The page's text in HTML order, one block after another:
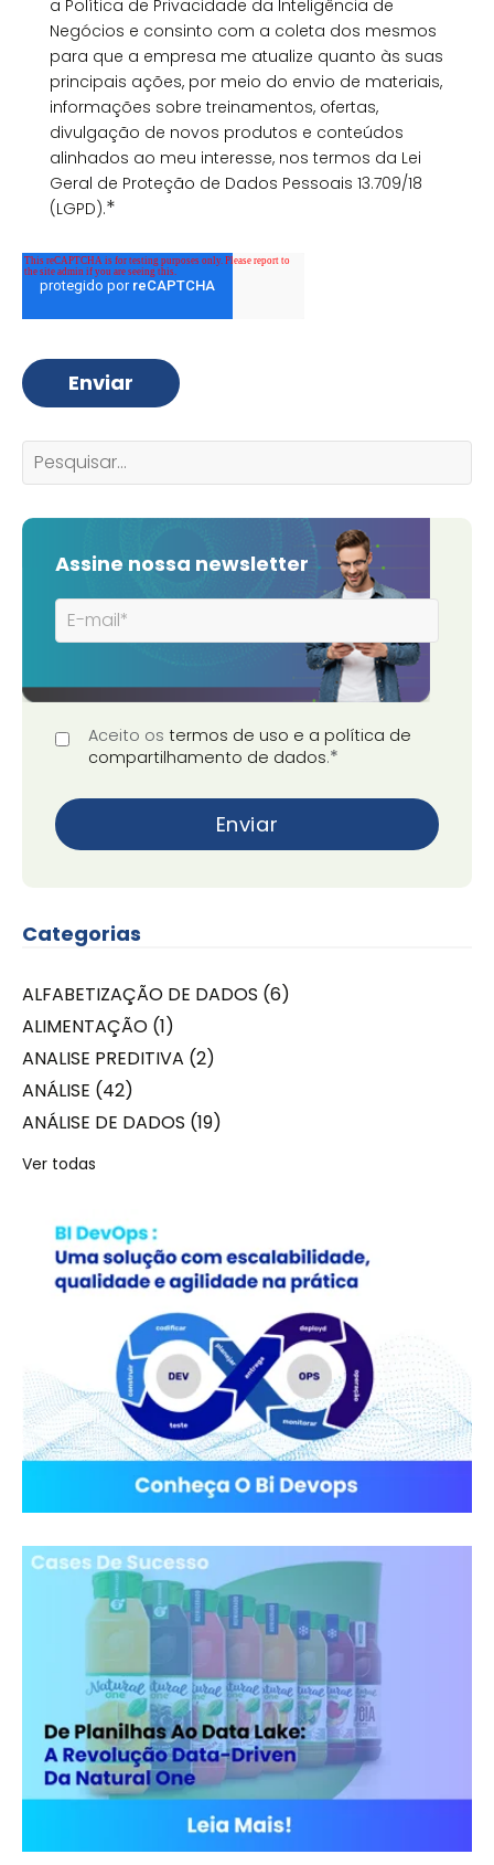
a Política de Privacidade da Inteligência de
Negócios e consinto com a coleta dos mesmos
para que a empresa me atualize quanto às suas
principais ações, por meio do envio de materiais,
informações sobre treinamentos, ofertas,
divulgação de novos produtos e conteúdos
alinhados ao meu interesse, nos termos da Lei
Geral de Proteção de Dados Pessoais 13.709/18
(LGPD).*
Assine nossa newsletter
Aceito os termos de uso e a política de
compartilhamento de dados.*
Categorias
ALFABETIZAÇÃO DE DADOS (6)
ALIMENTAÇÃO (1)
ANALISE PREDITIVA (2)
ANÁLISE (42)
ANÁLISE DE DADOS (19)
Ver todas